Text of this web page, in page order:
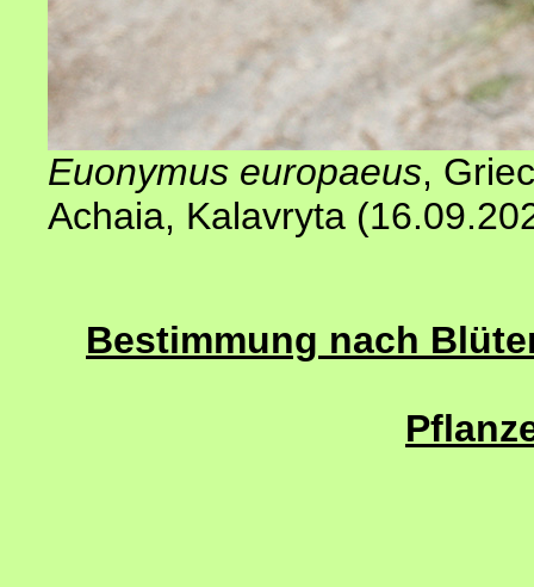
Euonymus europaeus,
Achaia, Kalavryta
Bestimmung nach